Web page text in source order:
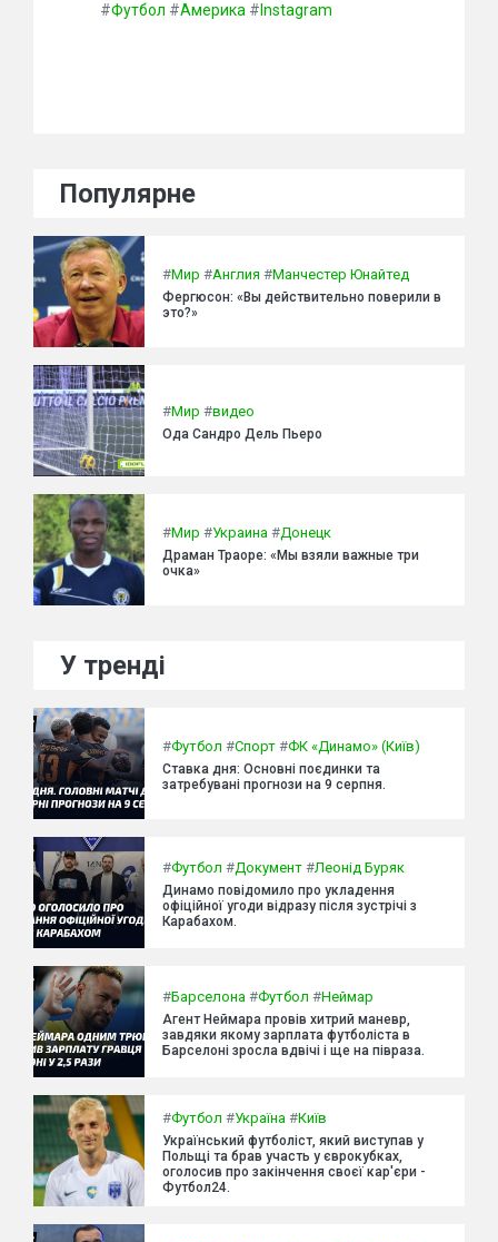
#Футбол #Америка # Instagram
Популярне
#Мир #Англия #Манчестер Юнайтед
Фергюсон: «Вы действительно поверили в
это?»
#Мир #видео
Ода Сандро Дель Пьеро
#Мир #Украина #Донецк
Драман Траоре: «Мы взяли важные три
очка»
У тренді
#Футбол #Спорт #ФК «Динамо» (Київ)
Ставка дня: Основні поєдинки та
затребувані прогнози на 9 серпня.
#Футбол #Документ #Леонід Буряк
Динамо повідомило про укладення
офіційної угоди відразу після зустрічі з
Карабахом.
#Барселона #Футбол #Неймар
Агент Неймара провів хитрий маневр,
завдяки якому зарплата футболіста в
Барселоні зросла вдвічі і ще на півраза.
#Футбол #Україна #Київ
Український футболіст, який виступав у
Польщі та брав участь у єврокубках,
оголосив про закінчення своєї кар'єри -
Футбол24.